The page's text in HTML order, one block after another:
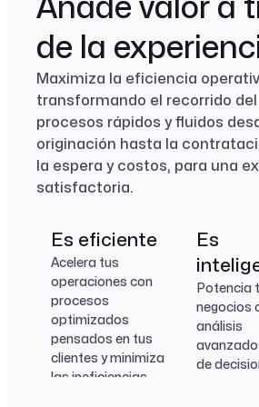
Añade valor a
de la
Maximiza la eficiencia
transformando el recorrido
procesos rápidos y fluidos
originación hasta la
la espera y costos, para una
satisfactoria.
Es eficiente
Acelera tus
operaciones con
procesos
optimizados
pensados en tus
clientes y minimiza
las ineficiencias
Es
Potencia
negocios
análisis
de
Connect
Sincroniza
información de
forma ágil y segura
Almacena
organiza la
Connect
información de
forma ágil y segura
organiza
Motores de
riesgo
Evalúa
oportunidades y
genera ofertas
dentro de tus
estándares de
riesgo
Accord
optimiza el
proceso de firma
de contratos
identidad
digital de
contratos
máxima
Vizdata
Visualiza y analiza
comportamiento
del cliente
empresa.
Vizdata
el
comportamiento
del cliente
empresa.
Fleet
negocio con
tecnología low-
code